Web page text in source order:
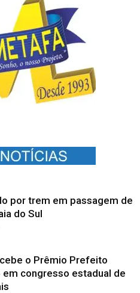
por trem em passagem de
do Sul
o Prêmio Prefeito
em congresso estadual de